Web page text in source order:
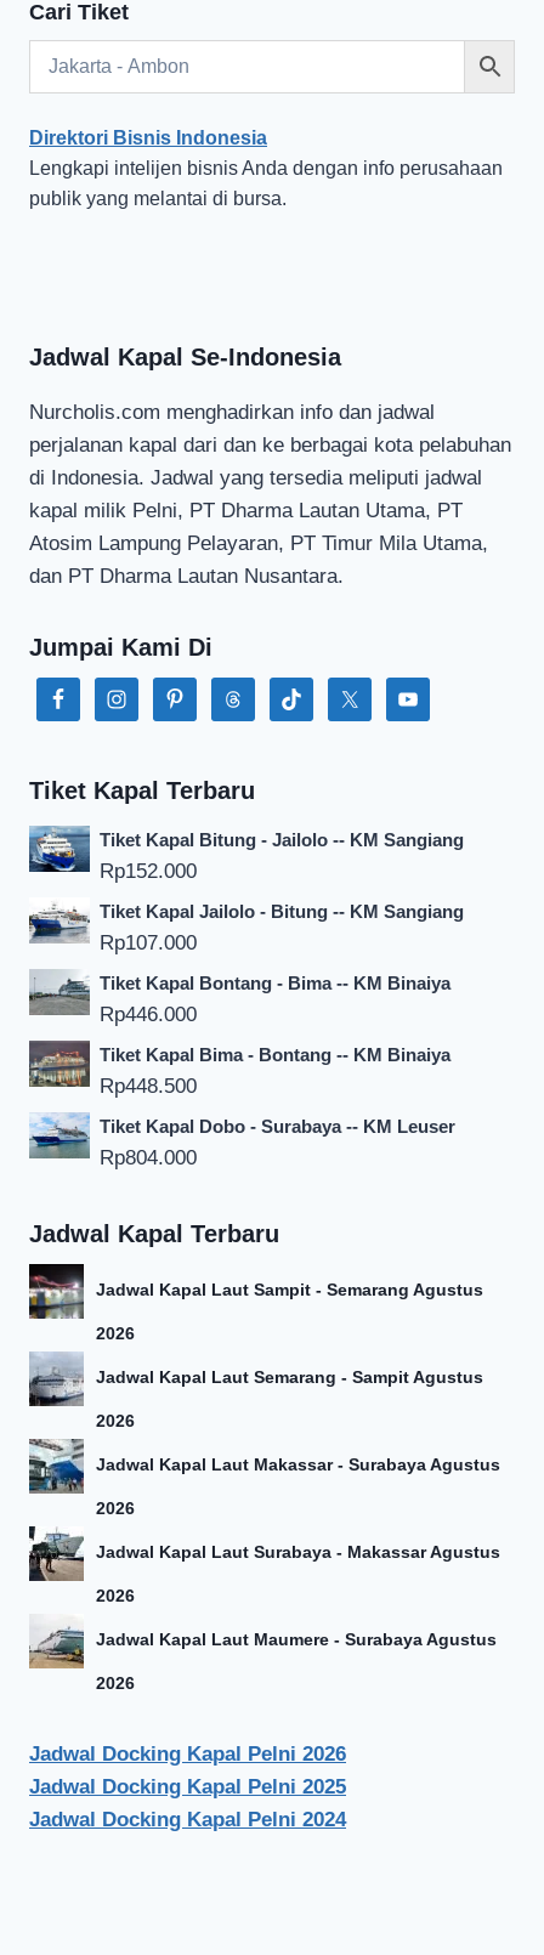
Cari Tiket
Direktori Bisnis Indonesia
Lengkapi intelijen bisnis Anda dengan info perusahaan
publik yang melantai di bursa.
Jadwal Kapal Se-Indonesia
Nurcholis.com menghadirkan info dan jadwal
perjalanan kapal dari dan ke berbagai kota pelabuhan
di Indonesia. Jadwal yang tersedia meliputi jadwal
kapal milik Pelni, PT Dharma Lautan Utama, PT
Atosim Lampung Pelayaran, PT Timur Mila Utama,
dan PT Dharma Lautan Nusantara.
Jumpai Kami Di
Tiket Kapal Terbaru
Tiket Kapal Bitung - Jailolo -- KM Sangiang
Rp152.000
Tiket Kapal Jailolo - Bitung -- KM Sangiang
Rp107.000
Tiket Kapal Bontang - Bima -- KM Binaiya
Rp446.000
Tiket Kapal Bima - Bontang -- KM Binaiya
Rp448.500
Tiket Kapal Dobo - Surabaya -- KM Leuser
Rp804.000
Jadwal Kapal Terbaru
Jadwal Kapal Laut Sampit - Semarang Agustus
2026
Jadwal Kapal Laut Semarang - Sampit Agustus
2026
Jadwal Kapal Laut Makassar - Surabaya Agustus
2026
Jadwal Kapal Laut Surabaya - Makassar Agustus
2026
Jadwal Kapal Laut Maumere - Surabaya Agustus
2026
Jadwal Docking Kapal Pelni 2026
Jadwal Docking Kapal Pelni 2025
Jadwal Docking Kapal Pelni 2024